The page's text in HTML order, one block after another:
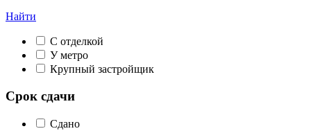
Найти
С отделкой
У метро
Крупный застройщик
Срок сдачи
Сдано